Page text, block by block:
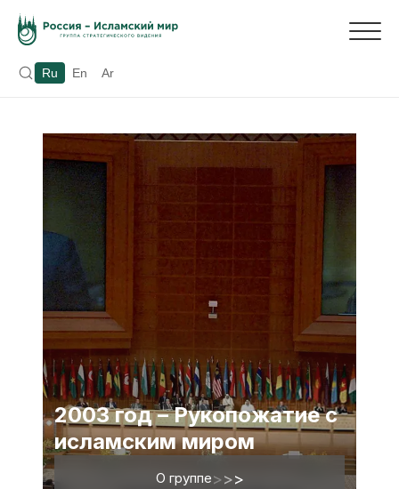
Ru En Ar
2003 год – Рукопожатие с
исламским миром
О группе>>>